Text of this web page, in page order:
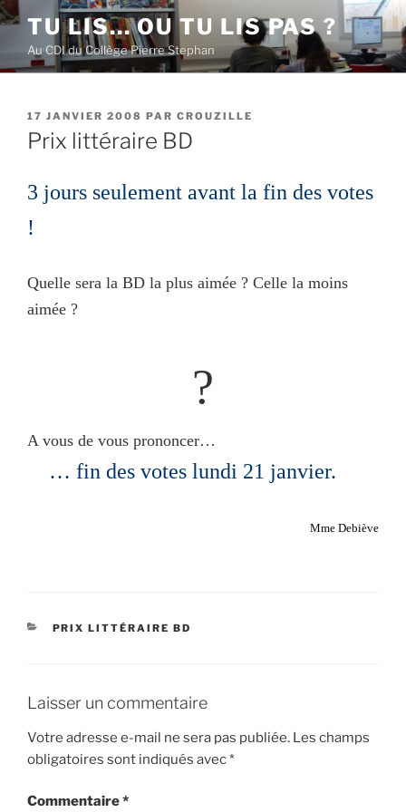
Aller
contenu
principal
TU LIS… OU TU LIS PAS ?
Au CDI du Collège Pierre Stephan
PUBLIÉ
LE
17 JANVIER 2008 PAR CROUZILLE
Prix littéraire BD
3 jours seulement avant la fin des votes
!
Quelle sera la BD la plus aimée ? Celle la moins
aimée ?
?
A vous de vous prononcer…
… fin des votes lundi 21 janvier.
Mme Debiève
CATÉGORIES
PRIX LITTÉRAIRE BD
Laisser un commentaire
Votre adresse e-mail ne sera pas publiée. Les champs
obligatoires sont indiqués avec*
Commentaire*